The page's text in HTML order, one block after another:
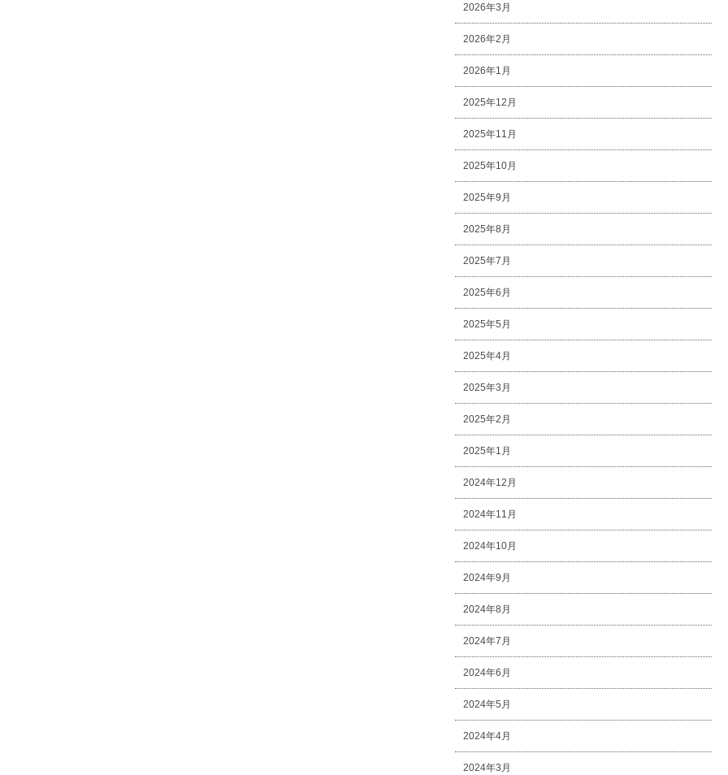
2026年3月
2026年2月
2026年1月
2025年12月
2025年11月
2025年10月
2025年9月
2025年8月
2025年7月
2025年6月
2025年5月
2025年4月
2025年3月
2025年2月
2025年1月
2024年12月
2024年11月
2024年10月
2024年9月
2024年8月
2024年7月
2024年6月
2024年5月
2024年4月
2024年3月